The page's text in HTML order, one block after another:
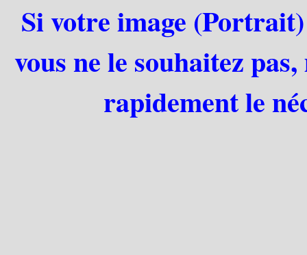
Si votre image
vous ne le souhaitez
rapidement le